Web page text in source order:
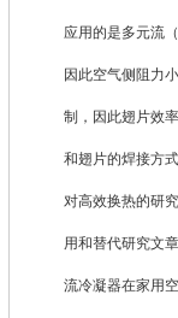
应用的是多元流
因此空气侧阻力
制，因此翅片效
和翅片的焊接方
对高效换热的研
用和替代研究文
流冷凝器在家用